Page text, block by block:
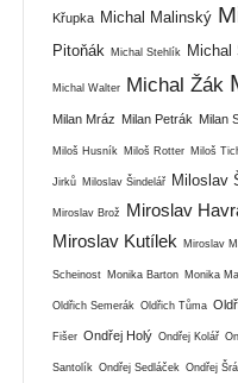
Křupka Michal Malinský
Pitoňák
Michal Stehlík Michal
Michal Walter Michal Žák
Milan Mráz Milan Petrák Milan
Miloš Husník Miloš Rotter Miloš
Jirků Miloslav Šindelář Miloslav
Miroslav Brož Miroslav
Miroslav Kutílek Miroslav
Scheinost Monika Barton Monika
Oldřich Semerák Oldřich Tůma
Fišer Ondřej Holý Ondřej Kolář
Santolík Ondřej Sedláček Ondřej